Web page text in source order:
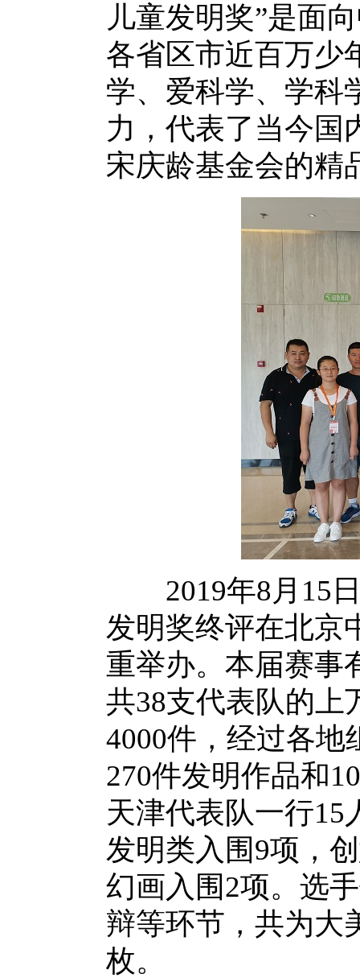
儿童发明奖”是面
各省区市近百万少
学、爱科学、学科
力，代表了当今国
宋庆龄基金会的精
2019年8月15日
发明奖终评在北京
重举办。本届赛事
共38支代表队的上
4000件，经过各
270件发明作品和
天津代表队一行15
发明类入围9项，
幻画入围2项。选
辩等环节，共为大
枚。